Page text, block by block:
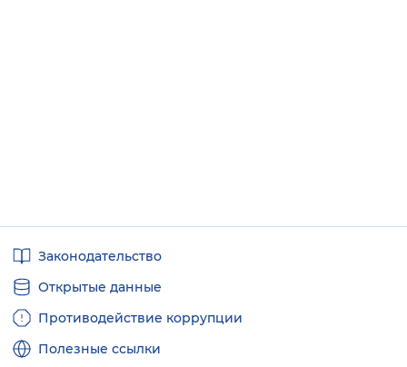
ссылкиЗаконодательство
Открытые данные
Противодействие коррупции
Полезные ссылки